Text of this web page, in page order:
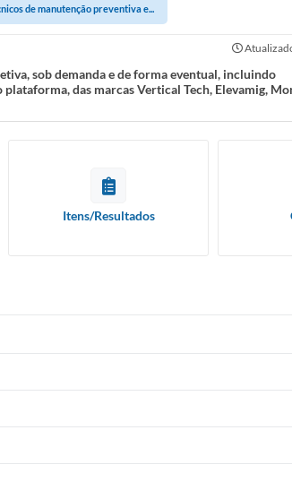
de manutenção preventiva e...
sob demanda e de forma eventual, incluindo
das marcas Vertical Tech, Elevamig,
Itens/Resultados